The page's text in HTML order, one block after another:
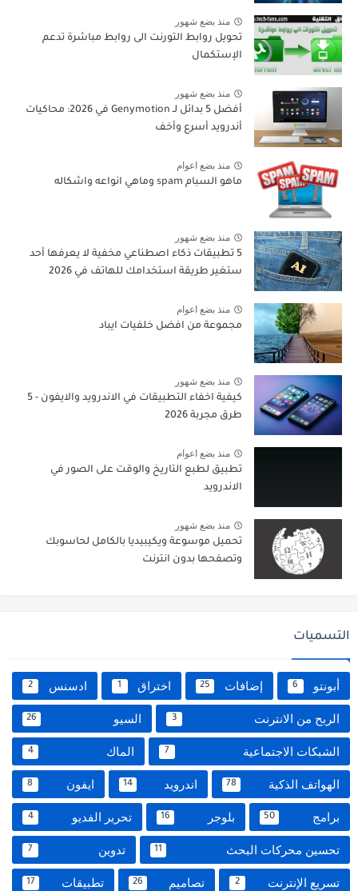
منذ بضع شهور
تحويل روابط التورنت الى روابط مباشرة تدعم
الإستكمال
منذ بضع شهور
أفضل 5 بدائل لـ Genymotion في 2026: محاكيات
أندرويد أسرع وأخف
منذ بضع اعوام
ماهو السبام spam وماهي انواعه واشكاله
منذ بضع شهور
5 تطبيقات ذكاء اصطناعي مخفية لا يعرفها أحد
ستغير طريقة استخدامك للهاتف في 2026
منذ بضع اعوام
مجموعة من افضل خلفيات ايباد
منذ بضع شهور
كيفية اخفاء التطبيقات في الاندرويد والايفون - 5
طرق مجربة 2026
منذ بضع اعوام
تطبيق لطبع التاريخ والوقت على الصور في
الاندرويد
منذ بضع شهور
تحميل موسوعة ويكيبيديا بالكامل لحاسوبك
وتصفحها بدون انترنت
التسميات
أبونتو 6 إضافات 25 اختراق 1 ادسنس 2
الربح من الانترنت 3 السيو 26
الشبكات الاجتماعية 7 الماك 4
الهواتف الذكية 78 اندرويد 14 ايفون 8
برامج 50 بلوجر 16 تحرير الفديو 4
تحسين محركات البحث 11 تدوين 7
تسريع الإنترنت 2 تصاميم 26 تطبيقات 17